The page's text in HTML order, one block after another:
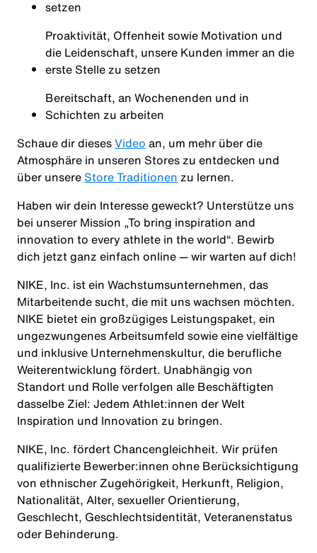
setzen
Proaktivität, Offenheit sowie Motivation und
die Leidenschaft, unsere Kunden immer an die
erste Stelle zu setzen
Bereitschaft, an Wochenenden und in
Schichten zu arbeiten
Schaue dir diesesVideo an, um mehr über die
Atmosphäre in unseren Stores zu entdecken und
über unsereStore Traditionen zu lernen.
Haben wir dein Interesse geweckt? Unterstütze uns
bei unserer Mission „To bring inspiration and
innovation to every athlete in the world“. Bewirb
dich jetzt ganz einfach online — wir warten auf dich!
NIKE, Inc. ist ein Wachstumsunternehmen, das
Mitarbeitende sucht, die mit uns wachsen möchten.
NIKE bietet ein großzügiges Leistungspaket, ein
ungezwungenes Arbeitsumfeld sowie eine vielfältige
und inklusive Unternehmenskultur, die berufliche
Weiterentwicklung fördert. Unabhängig von
Standort und Rolle verfolgen alle Beschäftigten
dasselbe Ziel: Jedem Athlet:innen der Welt
Inspiration und Innovation zu bringen.
NIKE, Inc. fördert Chancengleichheit. Wir prüfen
qualifizierte Bewerber:innen ohne Berücksichtigung
von ethnischer Zugehörigkeit, Herkunft, Religion,
Nationalität, Alter, sexueller Orientierung,
Geschlecht, Geschlechtsidentität, Veteranenstatus
oder Behinderung.